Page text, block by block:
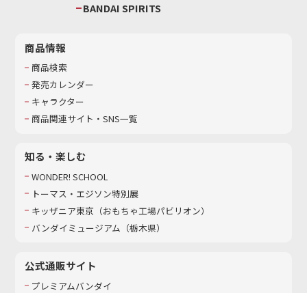
BANDAI SPIRITS
商品情報
商品検索
発売カレンダー
キャラクター
商品関連サイト・SNS一覧
知る・楽しむ
WONDER! SCHOOL
トーマス・エジソン特別展
キッザニア東京（おもちゃ工場パビリオン）​
バンダイミュージアム（栃木県）
公式通販サイト
プレミアムバンダイ